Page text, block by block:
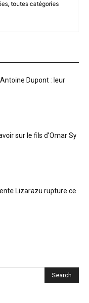
toutes catégories
Dupont : leur
sur le fils d’Omar Sy
Lizarazu rupture ce
Search